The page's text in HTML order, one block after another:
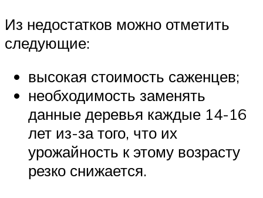
Из недостатков можно отметить
следующие:
высокая стоимость саженцев;
необходимость заменять
данные деревья каждые 14-16
лет из-за того, что их
урожайность к этому возрасту
резко снижается.